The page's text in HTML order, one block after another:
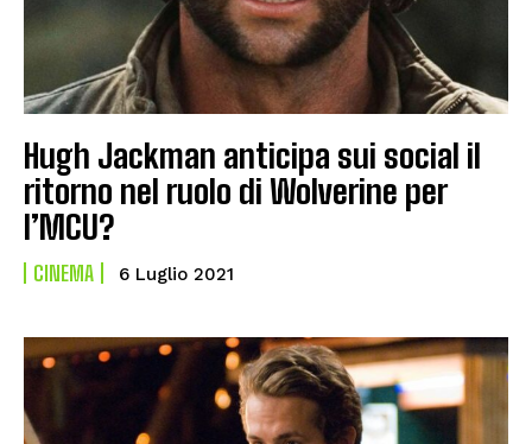
Hugh Jackman anticipa sui social il
ritorno nel ruolo di Wolverine per
l’MCU?
CINEMA 6 Luglio 2021